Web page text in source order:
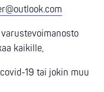
kaikille,
19 tai jokin muu